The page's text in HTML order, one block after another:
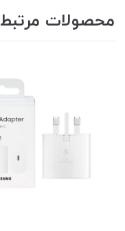
محصولات مرتبط